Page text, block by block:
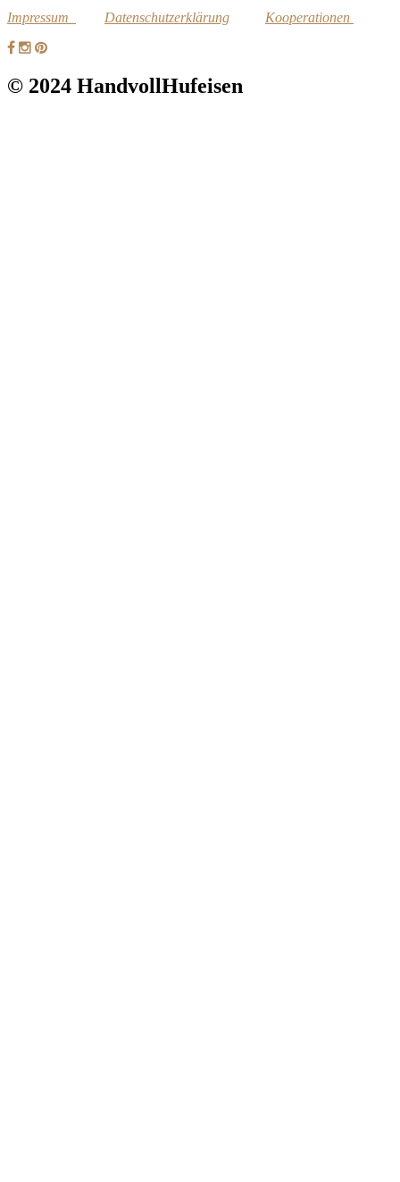
Impressum Datenschutzerklärung Kooperationen
© 2024 HandvollHufeisen